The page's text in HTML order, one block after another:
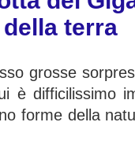
terra
grosse
è difficilissimo
forme della